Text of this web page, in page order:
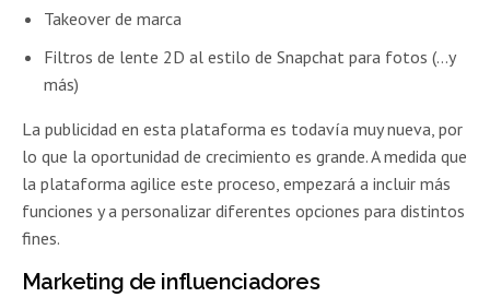
Takeover de marca
Filtros de lente 2D al estilo de Snapchat para fotos (…y
más)
La publicidad en esta plataforma es todavía muy nueva, por
lo que la oportunidad de crecimiento es grande. A medida que
la plataforma agilice este proceso, empezará a incluir más
funciones y a personalizar diferentes opciones para distintos
fines.
Marketing de influenciadores